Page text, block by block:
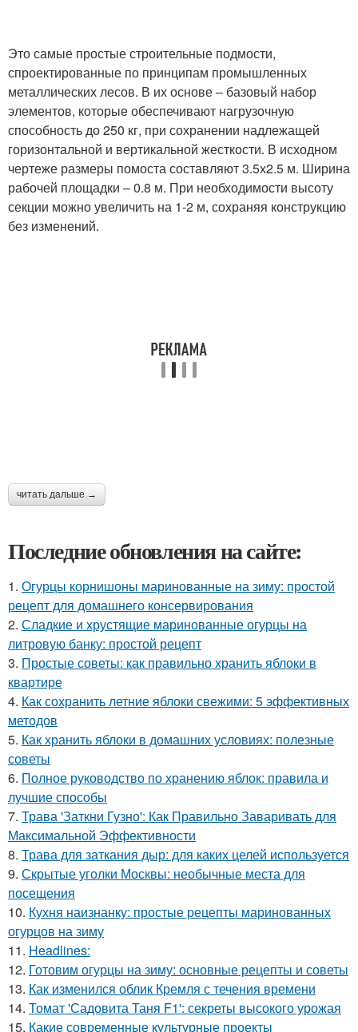
Это самые простые строительные подмости,
спроектированные по принципам промышленных
металлических лесов. В их основе – базовый набор
элементов, которые обеспечивают нагрузочную
способность до 250 кг, при сохранении надлежащей
горизонтальной и вертикальной жесткости. В исходном
чертеже размеры помоста составляют 3.5х2.5 м. Ширина
рабочей площадки – 0.8 м. При необходимости высоту
секции можно увеличить на 1-2 м, сохраняя конструкцию
без изменений.
читать дальше →
Последние обновления на сайте:
1. Огурцы корнишоны маринованные на зиму: простой
рецепт для домашнего консервирования
2. Сладкие и хрустящие маринованные огурцы на
литровую банку: простой рецепт
3. Простые советы: как правильно хранить яблоки в
квартире
4. Как сохранить летние яблоки свежими: 5 эффективных
методов
5. Как хранить яблоки в домашних условиях: полезные
советы
6. Полное руководство по хранению яблок: правила и
лучшие способы
7. Трава 'Заткни Гузно': Как Правильно Заваривать для
Максимальной Эффективности
8. Трава для заткания дыр: для каких целей используется
9. Скрытые уголки Москвы: необычные места для
посещения
10. Кухня наизнанку: простые рецепты маринованных
огурцов на зиму
11. Headlines:
12. Готовим огурцы на зиму: основные рецепты и советы
13. Как изменился облик Кремля с течения времени
14. Томат 'Садовита Таня F1': секреты высокого урожая
15. Какие современные культурные проекты